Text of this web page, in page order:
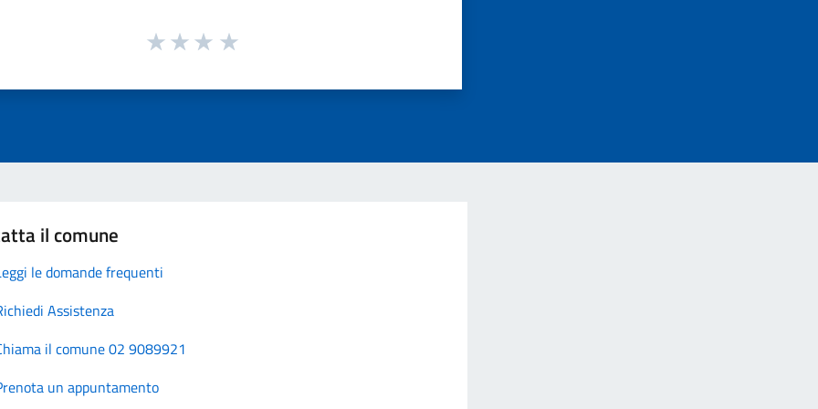
il comune
le domande frequenti
Assistenza
il comune 02 9089921
un appuntamento